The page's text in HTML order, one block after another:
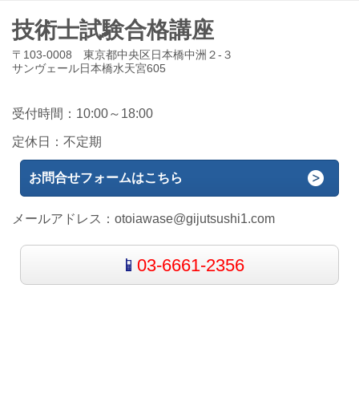
技術士試験合格講座
〒103-0008 東京都中央区日本橋中洲２-３
サンヴェール日本橋水天宮605
受付時間：10:00～18:00
定休日：不定期
お問合せフォームはこちら
メールアドレス： otoiawase@gijutsushi1.com
03-6661-2356